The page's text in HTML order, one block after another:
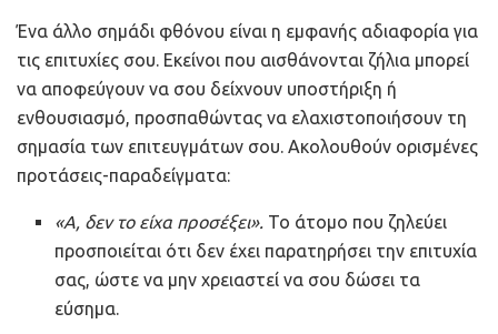
Ένα άλλο σημάδι φθόνου είναι η εμφανής αδιαφορία για
τις επιτυχίες σου. Εκείνοι που αισθάνονται ζήλια μπορεί
να αποφεύγουν να σου δείχνουν υποστήριξη ή
ενθουσιασμό, προσπαθώντας να ελαχιστοποιήσουν τη
σημασία των επιτευγμάτων σου. Ακολουθούν ορισμένες
προτάσεις-παραδείγματα:
«Α, δεν το είχα προσέξει». Το άτομο που ζηλεύει
προσποιείται ότι δεν έχει παρατηρήσει την επιτυχία
σας, ώστε να μην χρειαστεί να σου δώσει τα
εύσημα.